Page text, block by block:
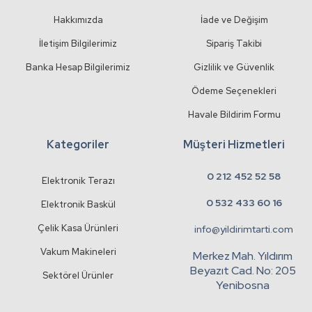
Hakkımızda
İletişim Bilgilerimiz
Banka Hesap Bilgilerimiz
İade ve Değişim
Sipariş Takibi
Gizlilik ve Güvenlik
Ödeme Seçenekleri
Havale Bildirim Formu
Kategoriler
Elektronik Terazı
Elektronik Baskül
Çelik Kasa Ürünleri
Vakum Makineleri
Sektörel Ürünler
Müşteri Hizmetleri
0 212 452 52 58
0 532 433 60 16
info@yildirimtarti.com
Merkez Mah. Yıldırım
Beyazıt Cad. No: 205
Yenibosna